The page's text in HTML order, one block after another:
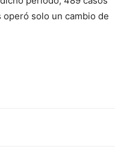
solo un cambio de